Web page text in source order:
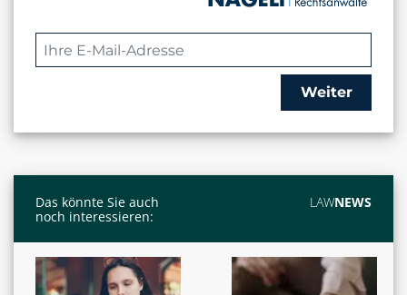
Weiter
Das könnte Sie auch
noch interessieren:
LAWNEWS